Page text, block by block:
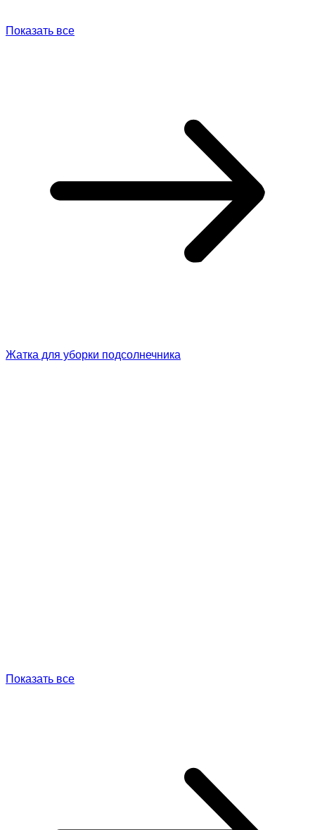
Показать все
Жатка для уборки подсолнечника
Показать все